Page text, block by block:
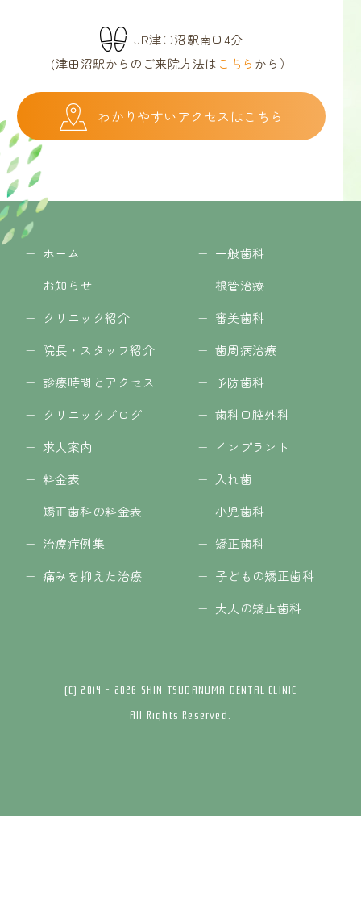
JR津田沼駅南口4分
(津田沼駅からのご来院方法は こちら から）
わかりやすいアクセスはこちら
ホーム
お知らせ
クリニック紹介
院長・スタッフ紹介
診療時間とアクセス
クリニックブログ
求人案内
料金表
矯正歯科の料金表
治療症例集
痛みを抑えた治療
一般歯科
根管治療
審美歯科
歯周病治療
予防歯科
歯科口腔外科
インプラント
入れ歯
小児歯科
矯正歯科
子どもの矯正歯科
大人の矯正歯科
(C) 2014 - 2026 SHIN TSUDANUMA DENTAL CLINIC
All Rights Reserved.